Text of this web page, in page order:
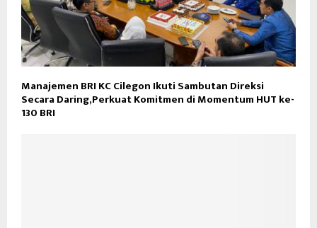
Manajemen BRI KC Cilegon Ikuti Sambutan Direksi
Secara Daring,Perkuat Komitmen di Momentum HUT ke-
130 BRI